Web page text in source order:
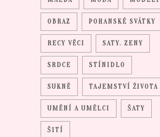
OBRAZ POHANSKÉ SVÁTKY
RECY VĚCI SATY. ZENY
SRDCE STÍNIDLO
SUKNĚ TAJEMSTVÍ ŽIVOTA
UMĚNÍ A UMĚLCI ŠATY
ŠITÍ